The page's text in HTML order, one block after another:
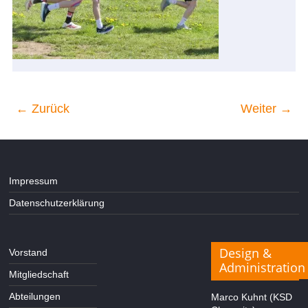
← Zurück Weiter →
Impressum
Datenschutzerklärung
Vorstand
Mitgliedschaft
Abteilungen
Design &
Administration
Marco Kuhnt (KSD